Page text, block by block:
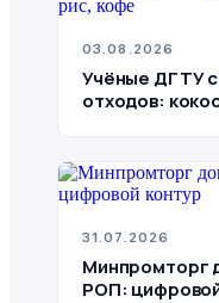
03.08.2026
Учёные ДГТУ
отходов:
31.07.2026
Минпромторг
РОП: